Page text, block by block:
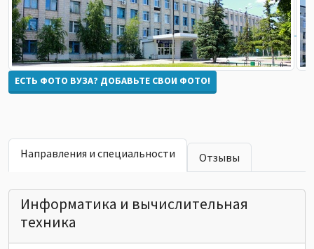
ЕСТЬ ФОТО ВУЗА? ДОБАВЬТЕ СВОИ ФОТО!
Направления и специальности Отзывы
Информатика и вычислительная
техника